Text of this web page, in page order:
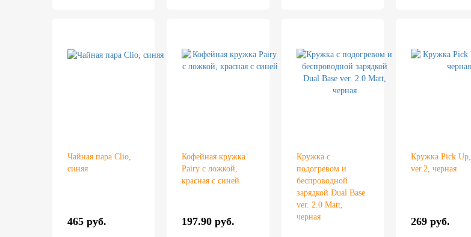
Чайная пара Clio,
синяя
465 руб.
Кофейная кружка
Pairy с ложкой,
красная с синей
197.90 руб.
Кружка с
подогревом и
беспроводной
зарядкой Dual Base
ver. 2.0 Matt,
черная
Кружка Pick Up,
ver.2, черная
269 руб.